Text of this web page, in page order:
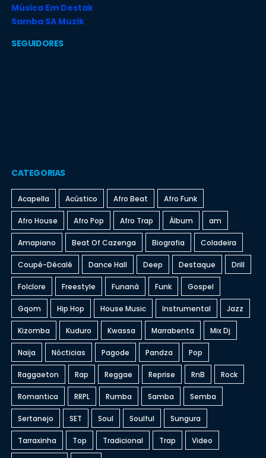
Música Em Destak
Samba SA Muzik
SEGUIDORES
CATEGORIAS
Acapella Acústico Afro Beat Afro Funk
Afro House Afro Pop Afro Trap Álbum am
Amapiano Beat Of Cazenga Biografia Coladeira
Coupé-Décalé Dance Hall Deep Destaque Drill
Folclore Freestyle Funaná Funk Gospel
Gqom Hip Hop House Music Instrumental Jazz
Kizomba Kuduro Kwassa Marrabenta Mix Dj
Naija Nócticias Pagode Pandza Pop
Raggaeton Rap Reggae Reprise RnB Rock
Romantica RRPL Rumba Samba Semba
Sertanejo SET Soul Soulful Sungura
Tarraxinha Top Tradicional Trap Video